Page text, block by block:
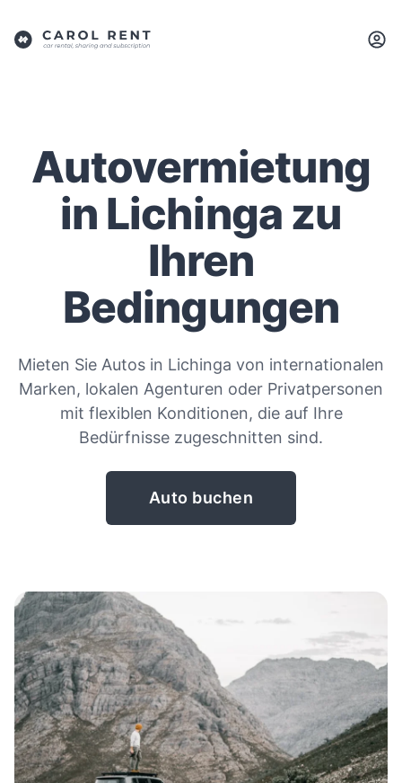
Autovermietung
in Lichinga zu
Ihren
Bedingungen
Mieten Sie Autos in Lichinga von internationalen
Marken, lokalen Agenturen oder Privatpersonen
mit flexiblen Konditionen, die auf Ihre
Bedürfnisse zugeschnitten sind.
Auto buchen